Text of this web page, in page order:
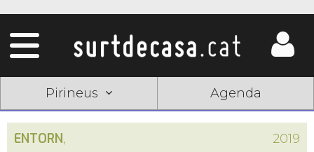
Pirineus Agenda
ENTORN, 2019